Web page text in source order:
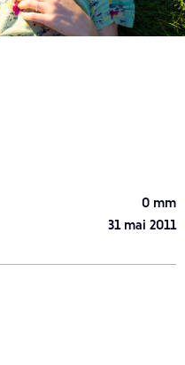
0 mm
31 mai 2011